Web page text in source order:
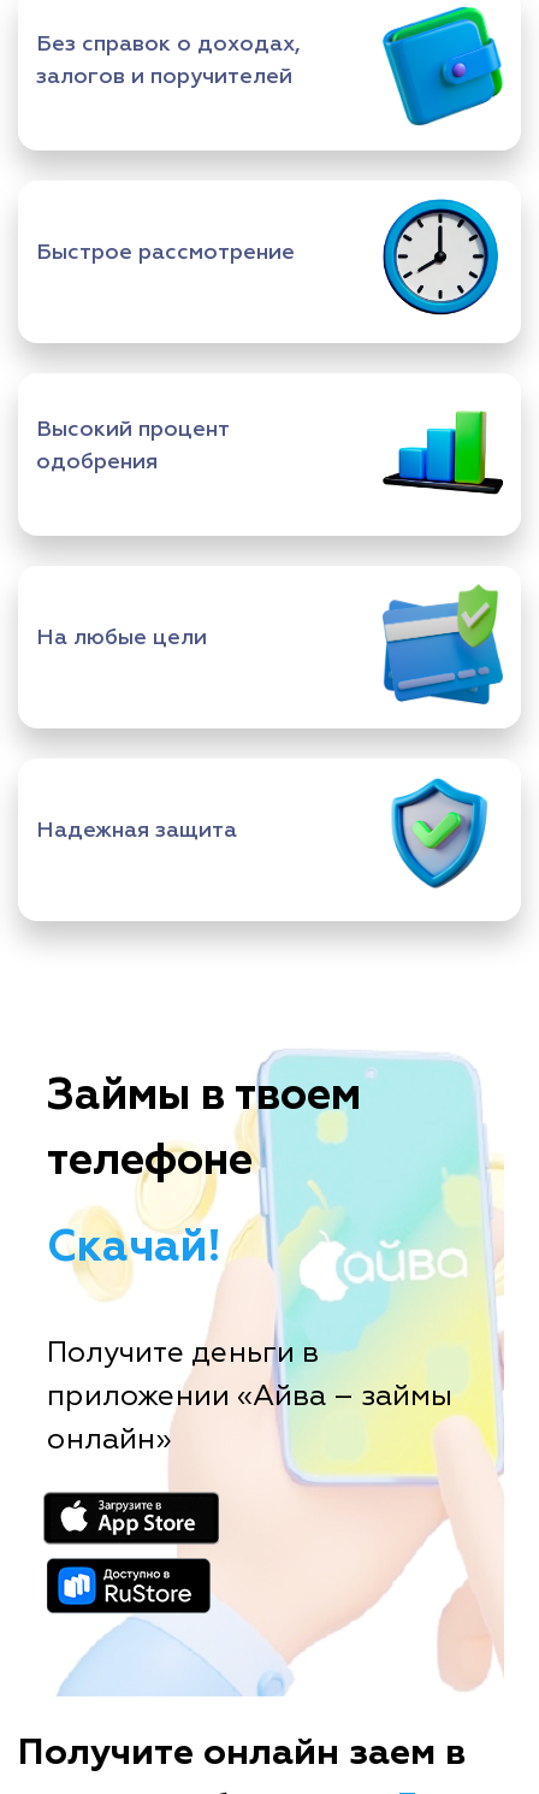
Без справок о доходах,
залогов и поручителей
Быстрое рассмотрение
Высокий процент
одобрения
На любые цели
Надежная защита
Займы в твоем
телефоне
Скачай!
Получите деньги в
приложении «Айва – займы
онлайн»
Получите онлайн заем в